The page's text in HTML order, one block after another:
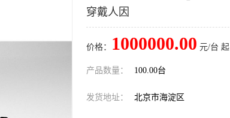
穿戴人因
价格： 1000000.00 元/台 起
产品数量： 100.00台
发货地址： 北京市海淀区